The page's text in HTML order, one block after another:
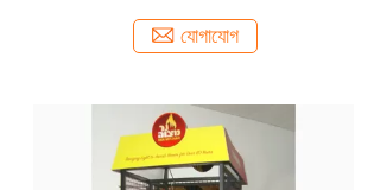
যোগাযোগ